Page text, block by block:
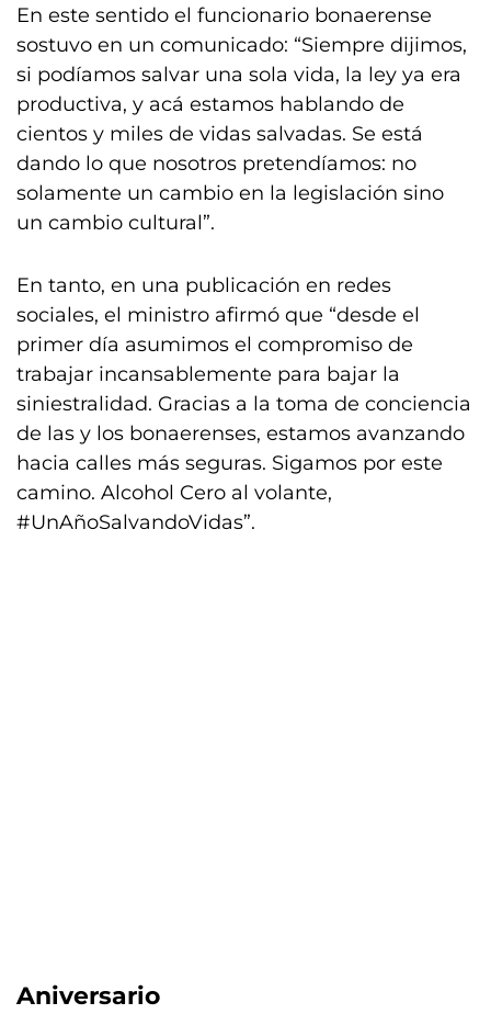
En este sentido el funcionario bonaerense
sostuvo en un comunicado: “Siempre dijimos,
si podíamos salvar una sola vida, la ley ya era
productiva, y acá estamos hablando de
cientos y miles de vidas salvadas. Se está
dando lo que nosotros pretendíamos: no
solamente un cambio en la legislación sino
un cambio cultural”.
En tanto, en una publicación en redes
sociales, el ministro afirmó que “desde el
primer día asumimos el compromiso de
trabajar incansablemente para bajar la
siniestralidad. Gracias a la toma de conciencia
de las y los bonaerenses, estamos avanzando
hacia calles más seguras. Sigamos por este
camino. Alcohol Cero al volante,
#UnAñoSalvandoVidas”.
Aniversario